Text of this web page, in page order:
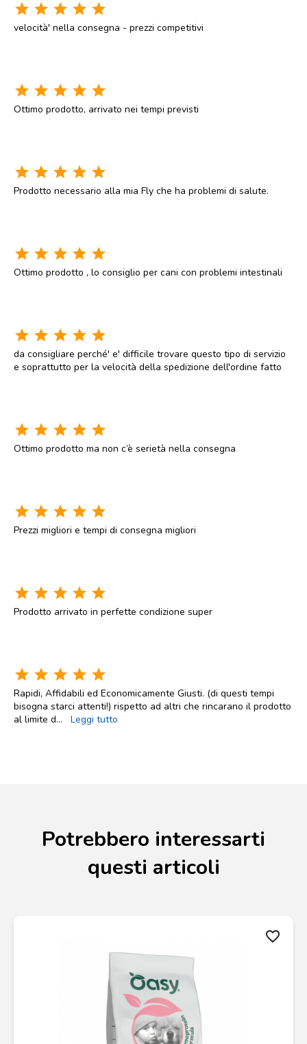
star star star star star
velocità' nella consegna - prezzi competitivi
star star star star star
Ottimo prodotto, arrivato nei tempi previsti
star star star star star
Prodotto necessario alla mia Fly che ha problemi di salute.
star star star star star
Ottimo prodotto , lo consiglio per cani con problemi intestinali
star star star star star
da consigliare perché' e' difficile trovare questo tipo di servizio
e soprattutto per la velocità della spedizione dell'ordine fatto
star star star star star
Ottimo prodotto ma non c’è serietà nella consegna
star star star star star
Prezzi migliori e tempi di consegna migliori
star star star star star
Prodotto arrivato in perfette condizione super
star star star star star
Rapidi, Affidabili ed Economicamente Giusti. (di questi tempi
bisogna starci attenti!) rispetto ad altri che rincarano il prodotto
al limite d... Leggi tutto
Potrebbero interessarti
questi articoli
favorite_border